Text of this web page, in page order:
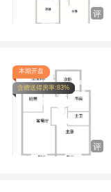
评
本期开盘
含赠送得房率:83%
评